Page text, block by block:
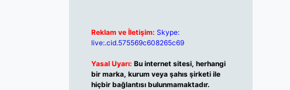
Reklam ve İletişim: Skype:
live:.cid.575569c608265c69
Yasal Uyarı: Bu internet sitesi, herhangi
bir marka, kurum veya şahıs şirketi ile
hiçbir bağlantısı bulunmamaktadır.